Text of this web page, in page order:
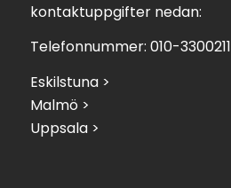
kontaktuppgifter nedan:
Telefonnummer: 010-3300211
Eskilstuna >
Malmö >
Uppsala >